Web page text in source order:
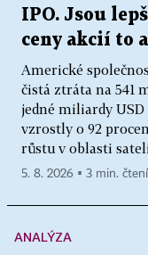
IPO. Jsou
ceny akcií to
Americké
čistá ztráta na 541
jedné miliardy
vzrostly o 92
růstu v oblasti
5. 8. 2026 ▪ 3 min. čtení
ANALÝZA